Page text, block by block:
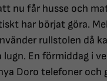
nu får husse och
har börjat göra.
rullstolen då
lugn. En förmiddag i
Doro telefoner och